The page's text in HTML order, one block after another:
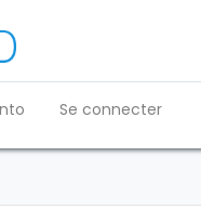
Se connecter